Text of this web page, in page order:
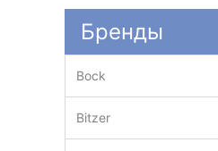
Бренды
Bock
Bitzer